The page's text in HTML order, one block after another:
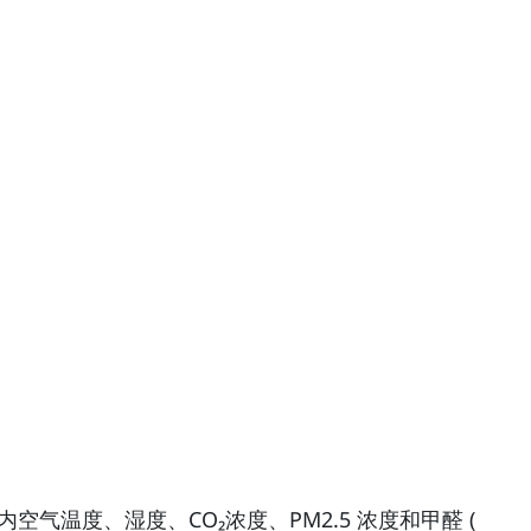
气温度、湿度、CO₂浓度、PM2.5 浓度和甲醛 (